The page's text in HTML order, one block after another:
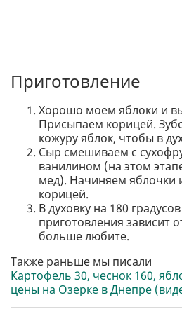
Приготовление
Хорошо моем яблоки и
Присыпаем корицей.
кожуру яблок, чтобы в
Сыр смешиваем с
ванилином (на этом
мед). Начиняем яблочки
корицей.
В духовку на 180
приготовления зависит
больше любите.
Также раньше мы писали
Картофель 30, чеснок 160,
цены на Озерке в Днепре